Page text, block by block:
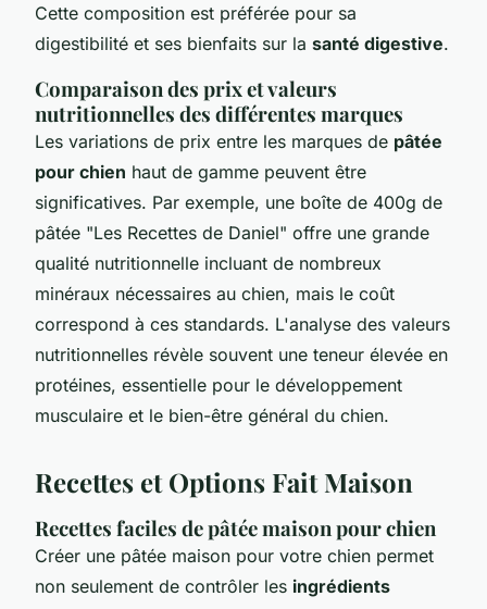
Cette composition est préférée pour sa
digestibilité et ses bienfaits sur la santé digestive.
Comparaison des prix et valeurs
nutritionnelles des différentes marques
Les variations de prix entre les marques de pâtée
pour chien haut de gamme peuvent être
significatives. Par exemple, une boîte de 400g de
pâtée "Les Recettes de Daniel" offre une grande
qualité nutritionnelle incluant de nombreux
minéraux nécessaires au chien, mais le coût
correspond à ces standards. L'analyse des valeurs
nutritionnelles révèle souvent une teneur élevée en
protéines, essentielle pour le développement
musculaire et le bien-être général du chien.
Recettes et Options Fait Maison
Recettes faciles de pâtée maison pour chien
Créer une pâtée maison pour votre chien permet
non seulement de contrôler les ingrédients